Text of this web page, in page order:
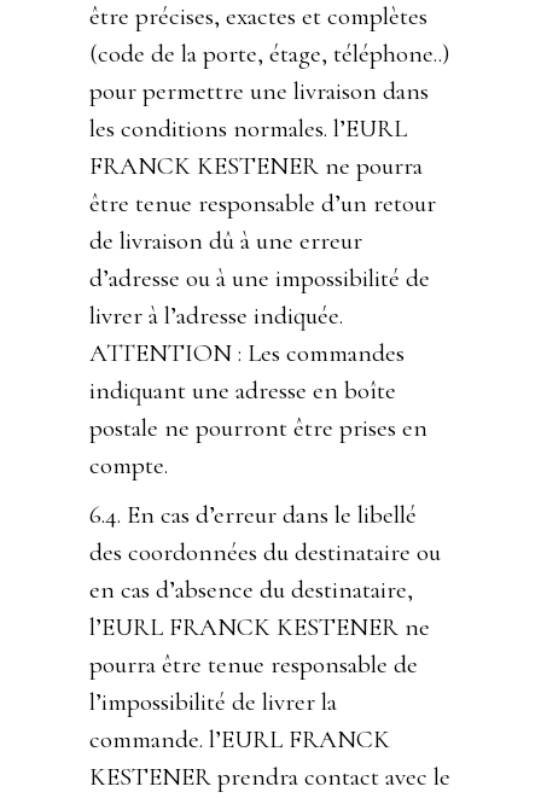
être précises, exactes et complètes
(code de la porte, étage, téléphone..)
pour permettre une livraison dans
les conditions normales. l’EURL
FRANCK KESTENER ne pourra
être tenue responsable d’un retour
de livraison dû à une erreur
d’adresse ou à une impossibilité de
livrer à l’adresse indiquée.
ATTENTION : Les commandes
indiquant une adresse en boîte
postale ne pourront être prises en
compte.
6.4. En cas d’erreur dans le libellé
des coordonnées du destinataire ou
en cas d’absence du destinataire,
l’EURL FRANCK KESTENER ne
pourra être tenue responsable de
l’impossibilité de livrer la
commande. l’EURL FRANCK
KESTENER prendra contact avec le